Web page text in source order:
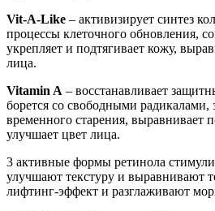
Vit-A-Like – активизирует синтез
процессы клеточного обновления,
укрепляет и подтягивает кожу,
лица.
Vitamin A – восстанавливает
борется со свободными
временного старения, выравнивает
улучшает цвет лица.
3 активные формы ретинола
улучшают текстуру и выравнивают
лифтинг-эффект и разглаживают